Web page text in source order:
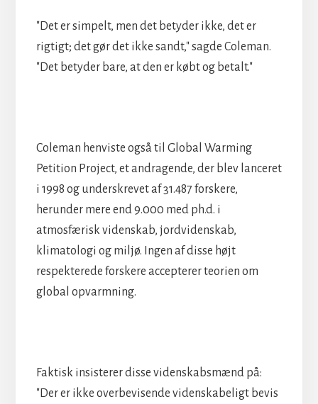
"Det er simpelt, men det betyder ikke, det er
rigtigt; det gør det ikke sandt," sagde Coleman.
"Det betyder bare, at den er købt og betalt."
Coleman henviste også til Global Warming
Petition Project, et andragende, der blev lanceret
i 1998 og underskrevet af 31.487 forskere,
herunder mere end 9.000 med ph.d. i
atmosfærisk videnskab, jordvidenskab,
klimatologi og miljø. Ingen af disse højt
respekterede forskere accepterer teorien om
global opvarmning.
Faktisk insisterer disse videnskabsmænd på:
"Der er ikke overbevisende videnskabeligt bevis